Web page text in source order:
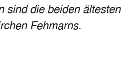
sind die beiden ältesten
Fehmarns.